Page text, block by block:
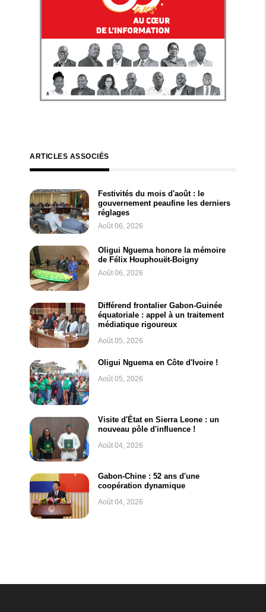
ARTICLES ASSOCIÉS
Festivités du mois d'août : le
gouvernement peaufine les derniers
réglages
Août 06, 2026
Oligui Nguema honore la mémoire
de Félix Houphouët-Boigny
Août 06, 2026
Différend frontalier Gabon-Guinée
équatoriale : appel à un traitement
médiatique rigoureux
Août 05, 2026
Oligui Nguema en Côte d'Ivoire !
Août 05, 2026
Visite d'État en Sierra Leone : un
nouveau pôle d'influence !
Août 04, 2026
Gabon-Chine : 52 ans d'une
coopération dynamique
Août 04, 2026